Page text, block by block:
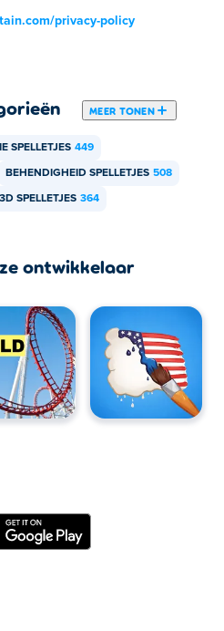
privacy-policy
MEER TONEN
SPELLETJES 449
BEHENDIGHEID SPELLETJES 508
3D SPELLETJES 364
ontwikkelaar